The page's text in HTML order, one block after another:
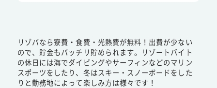
リゾバなら寮費・食費・光熱費が無料！出費が少ない
ので、貯金もバッチリ貯められます。リゾートバイト
の休日には海でダイビングやサーフィンなどのマリン
スポーツをしたり、冬はスキー・スノーボードをした
りと勤務地によって楽しみ方は様々です！